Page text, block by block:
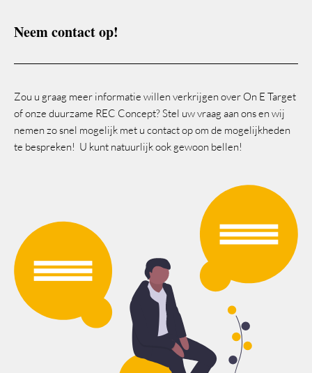
Neem contact op!
Zou u graag meer informatie willen verkrijgen over On E Target
of onze duurzame REC Concept? Stel uw vraag aan ons en wij
nemen zo snel mogelijk met u contact op om de mogelijkheden
te bespreken! U kunt natuurlijk ook gewoon bellen!